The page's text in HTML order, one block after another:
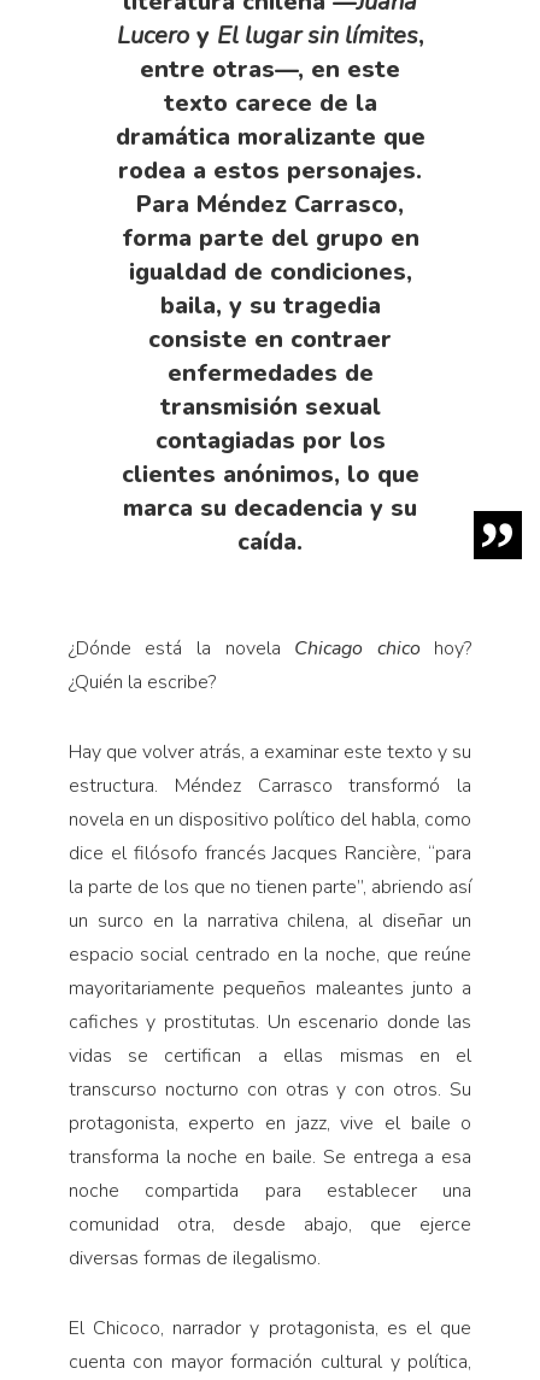
Luceroy El lugar sin límites,
entre otras—, en este
texto carece de la
dramática moralizante que
rodea a estos personajes.
Para Méndez Carrasco,
forma parte del grupo en
igualdad de condiciones,
baila, y su tragedia
consiste en contraer
enfermedades de
transmisión sexual
contagiadas por los
clientes anónimos, lo que
marca su decadencia y su
caída.
¿Dónde está la novela Chicago chico hoy?
¿Quién la escribe?
Hay que volver atrás, a examinar este texto y su
estructura. Méndez Carrasco transformó la
novela en un dispositivo político del habla, como
dice el filósofo francés Jacques Rancière, “para
la parte de los que no tienen parte”, abriendo así
un surco en la narrativa chilena, al diseñar un
espacio social centrado en la noche, que reúne
mayoritariamente pequeños maleantes junto a
cafiches y prostitutas. Un escenario donde las
vidas se certifican a ellas mismas en el
transcurso nocturno con otras y con otros. Su
protagonista, experto en jazz, vive el baile o
transforma la noche en baile. Se entrega a esa
noche compartida para establecer una
comunidad otra, desde abajo, que ejerce
diversas formas de ilegalismo.
El Chicoco, narrador y protagonista, es el que
cuenta con mayor formación cultural y política,